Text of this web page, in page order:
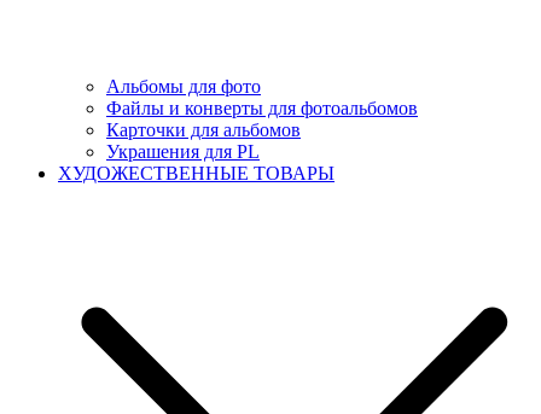
Альбомы для фото
Файлы и конверты для фотоальбомов
Карточки для альбомов
Украшения для PL
ХУДОЖЕСТВЕННЫЕ ТОВАРЫ